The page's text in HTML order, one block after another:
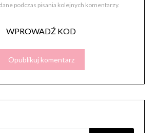
podczas pisania kolejnych komentarzy.
WPROWADŹ KOD